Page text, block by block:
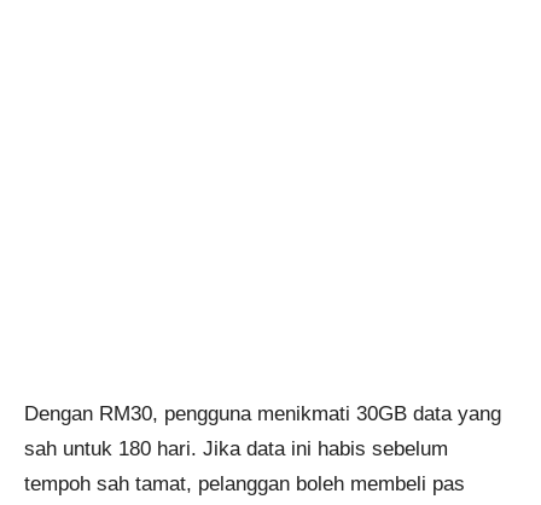
Dengan RM30, pengguna menikmati 30GB data yang
sah untuk 180 hari. Jika data ini habis sebelum
tempoh sah tamat, pelanggan boleh membeli pas